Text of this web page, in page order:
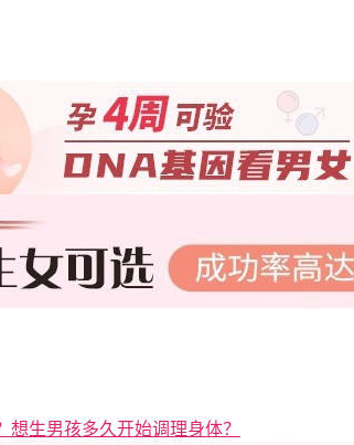
想生男孩多久开始调理身体？